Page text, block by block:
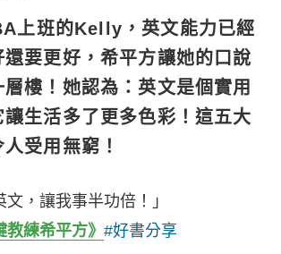
上班的Kelly，英文能力已經
要更好，希平方讓她的口說
樓！她認為：英文是個實用
讓生活多了更多色彩！這五大
受用無窮！
文，讓我事半功倍！」
教練希平方》 #好書分享